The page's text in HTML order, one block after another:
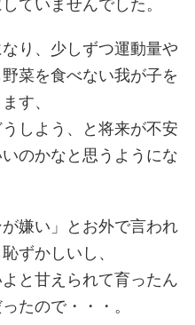
ていませんでした。
り、少しずつ運動量や
菜を食べない我が子を
す、
しよう、と将来が不安
のかなと思うようにな
嫌い」とお外で言われ
ずかしいし、
と甘えられて育ったん
たので・・・。